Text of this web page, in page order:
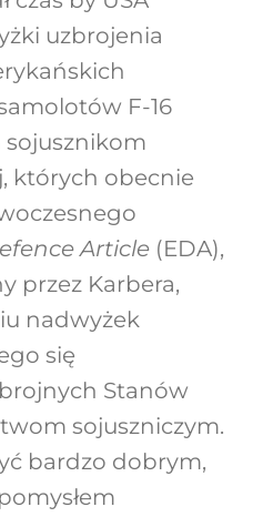
uzbrojenia
F-16
sojusznikom
których obecnie
Article(EDA),
przez Karbera,
nadwyżek
się
Stanów
sojuszniczym.
bardzo dobrym,